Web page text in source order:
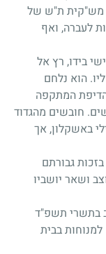
מש"קית ת"ש של
לעברה, ואף
בידו, רץ אל
הוא נלחם
המתקפה
חובשים מהגדוד
באשקלון, אך
גבורתם
ושאר יושביו
בתשרי תשפ"ד
בבית